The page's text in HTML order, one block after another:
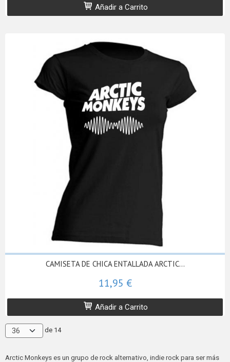
Añadir a Carrito
CAMISETA DE CHICA ENTALLADA ARCTIC...
11,95 €
Añadir a Carrito
de 14
Arctic Monkeys es un grupo de rock alternativo, indie rock para ser más